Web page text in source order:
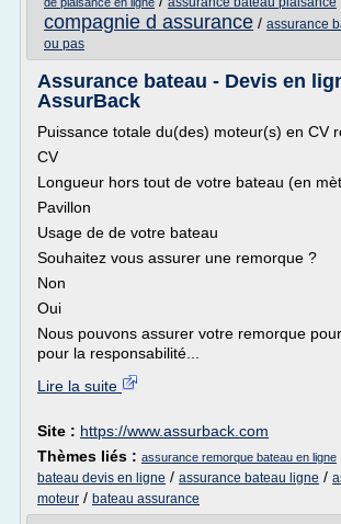
compagnie d assurance / assurance
ou pas
Assurance bateau - Devis en
AssurBack
Puissance totale du(des) moteur(s) en CV
CV
Longueur hors tout de votre bateau (en
Pavillon
Usage de de votre bateau
Souhaitez vous assurer une remorque ?
Non
Oui
Nous pouvons assurer votre remorque
pour la responsabilité...
Lire la suite
Site : https://www.assurback.com
Thèmes liés : assurance remorque bateau en ligne
bateau devis en ligne / assurance bateau ligne /
moteur / bateau assurance